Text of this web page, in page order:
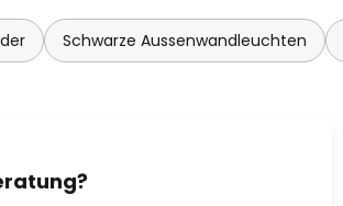
Schwarze Aussenwandleuchten